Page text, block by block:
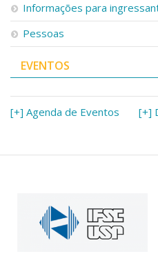
Informações para
Pessoas
EVENTOS
[+] Agenda de Eventos [+]